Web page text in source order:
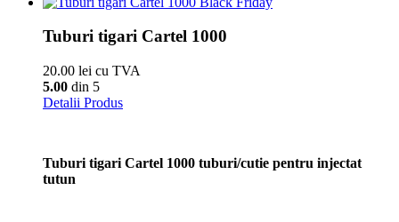
Tuburi tigari Cartel 1000
20.00 lei cu TVA
5.00 din 5
Detalii Produs
Tuburi tigari Cartel 1000 tuburi/cutie pentru injectat
tutun